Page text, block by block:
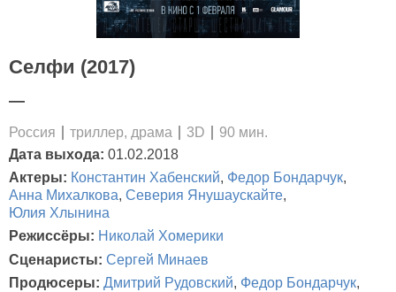
Селфи (2017)
—
Россия триллер, драма 3D
90 мин.
Дата выхода: 01.02.2018
Актеры: Константин Хабенский, Федор Бондарчук,
Анна Михалкова, Северия Янушаускайте,
Юлия Хлынина
Режиссёры: Николай Хомерики
Сценаристы: Сергей Минаев
Продюсеры: Дмитрий Рудовский, Федор Бондарчук,